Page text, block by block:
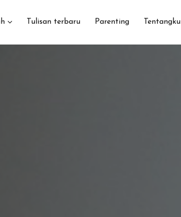
Tulisan terbaru Parenting Tentangku